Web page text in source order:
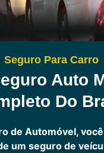
Seguro Para Carro
Auto
Do
de Automóvel,
um seguro de